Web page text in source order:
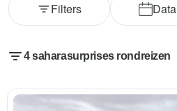
Data
Filters
4 saharasurprises rondreizen